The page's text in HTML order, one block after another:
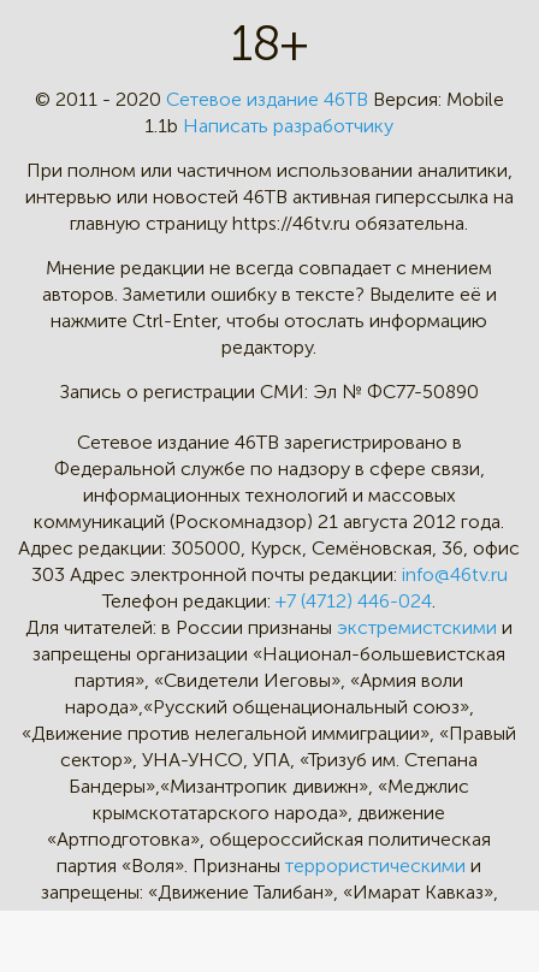
18+
© 2011 - 2020 Сетевое издание 46ТВ Версия: Mobile
1.1b Написать разработчику
При полном или частичном использовании аналитики,
интервью или новостей 46TB активная гиперссылка на
главную страницу https://46tv.ru обязательна.
Мнение редакции не всегда совпадает с мнением
авторов. Заметили ошибку в тексте? Выделите её и
нажмите Ctrl-Enter, чтобы отослать информацию
редактору.
Запись о регистрации СМИ: Эл № ФС77-50890
Сетевое издание 46ТВ зарегистрировано в
Федеральной службе по надзору в сфере связи,
информационных технологий и массовых
коммуникаций (Роскомнадзор) 21 августа 2012 года.
Адрес редакции: 305000, Курск, Семёновская, 36, офис
303 Адрес электронной почты редакции: info@46tv.ru
Телефон редакции: +7 (4712) 446-024
Для читателей: в России признаныэкстремистскими и
запрещены организации «Национал-большевистская
партия», «Свидетели Иеговы», «Армия воли
народа»,«Русский общенациональный союз»,
«Движение против нелегальной иммиграции», «Правый
сектор», УНА-УНСО, УПА, «Тризуб им. Степана
Бандеры»,«Мизантропик дивижн», «Меджлис
крымскотатарского народа», движение
«Артподготовка», общероссийская политическая
партия «Воля». Признанытеррористическими и
запрещены: «Движение Талибан», «Имарат Кавказ»,